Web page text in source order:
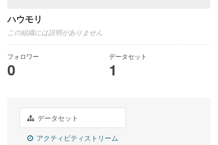
ハウモリ
この組織には説明がありません
フォロワー
0
データセット
1
データセット
アクティビティストリーム